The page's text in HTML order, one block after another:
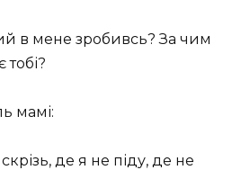
в мене зробивсь? За чим
мамі:
де я не піду, де не